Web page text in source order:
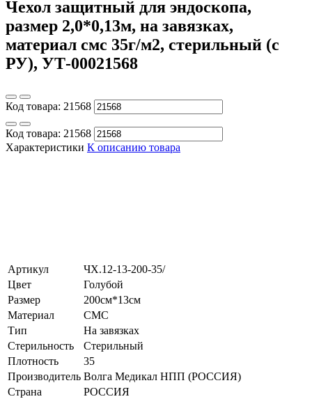
Чехол защитный для эндоскопа,
размер 2,0*0,13м, на завязках,
материал смс 35г/м2, стерильный (с
РУ), УТ-00021568
Код товара: 21568
Код товара: 21568
Характеристики К описанию товара
Артикул
ЧХ.12-13-200-35/
Цвет
Голубой
Размер
200см*13см
Материал
СМС
Тип
На завязках
Стерильность
Стерильный
Плотность
35
Производитель Волга Медикал НПП (РОССИЯ)
Страна
РОССИЯ